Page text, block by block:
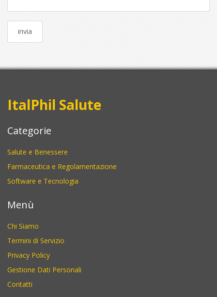
ItalPhil Salute
Categorie
Salute e Benessere
Farmaceutica e Regolamentazione
Software e Tecnologia
Menù
Chi Siamo
Termini di Servizio
Privacy Policy
Gestione Dati Personali
Contatti